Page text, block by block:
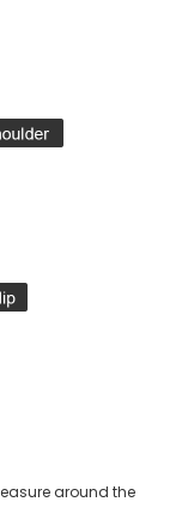
around the